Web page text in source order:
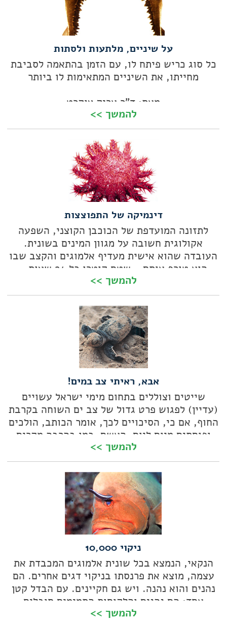
על שיניים, מלתעות ולסתות
כל סוג כריש פיתח לו, עם הזמן בהתאמה לסביבת
מחייתו, את השיניים המתאימות לו ביותר
מאת: ד"ר אריק צוקרט
להמשך >>
דינמיקה של התפוצצות
לתזונה המועדפת של הכוכבן הקוצני, השפעה
אקולוגית חשובה על מגוון המינים בשונית.
העובדה שהוא אישית מעדיף אלמוגים והקצב שבו
הוא טורף אותם - שטח קוטרו כל 24 שעות -
הופכים אותו למכת טבע קשה לעצירה
להמשך >>
אבא, ראיתי צב במים!
שייטים וצוללים בתחום מימי ישראל עשויים
(עדיין) לפגוש פרט גדול של צב ים השוחה בקרבת
החוף, אם כי, הסיכויים לכך, אומר הכותב, הולכים
ופוחתים מיום ליום. האשם, כמו בהרבה מקרים
אחרים, הוא האדם, אבל גם בקרב בני המין
הקטלני הזה יש כמה נקודות אור
להמשך >>
ניקוי 10,000
הנקאי, הנמצא בכל שונית אלמוגים המכבדת את
עצמה, מוצא את פרנסתו בניקוי דגים אחרים. הם
נהנים והוא נהנה. ויש גם חקיינים. עם הבדל קטן
אחד: הם נהנים והלקוחות התמימים סובלים
להמשך >>